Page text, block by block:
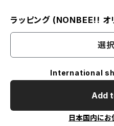
ラッピング (NONBEE!! オ
選
International
Add
日本国内にお